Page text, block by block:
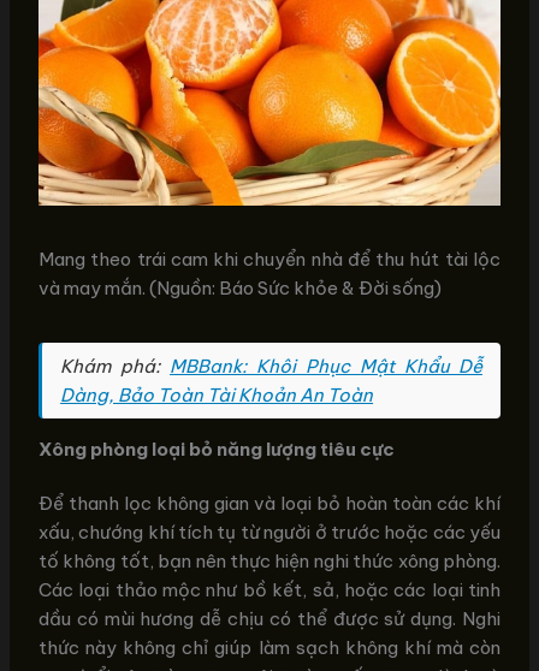
Mang theo trái cam khi chuyển nhà để thu hút tài lộc
và may mắn. (Nguồn: Báo Sức khỏe & Đời sống)
Khám phá: MBBank: Khôi Phục Mật Khẩu Dễ
Dàng, Bảo Toàn Tài Khoản An Toàn
Xông phòng loại bỏ năng lượng tiêu cực
Để thanh lọc không gian và loại bỏ hoàn toàn các khí
xấu, chướng khí tích tụ từ người ở trước hoặc các yếu
tố không tốt, bạn nên thực hiện nghi thức xông phòng.
Các loại thảo mộc như bồ kết, sả, hoặc các loại tinh
dầu có mùi hương dễ chịu có thể được sử dụng. Nghi
thức này không chỉ giúp làm sạch không khí mà còn